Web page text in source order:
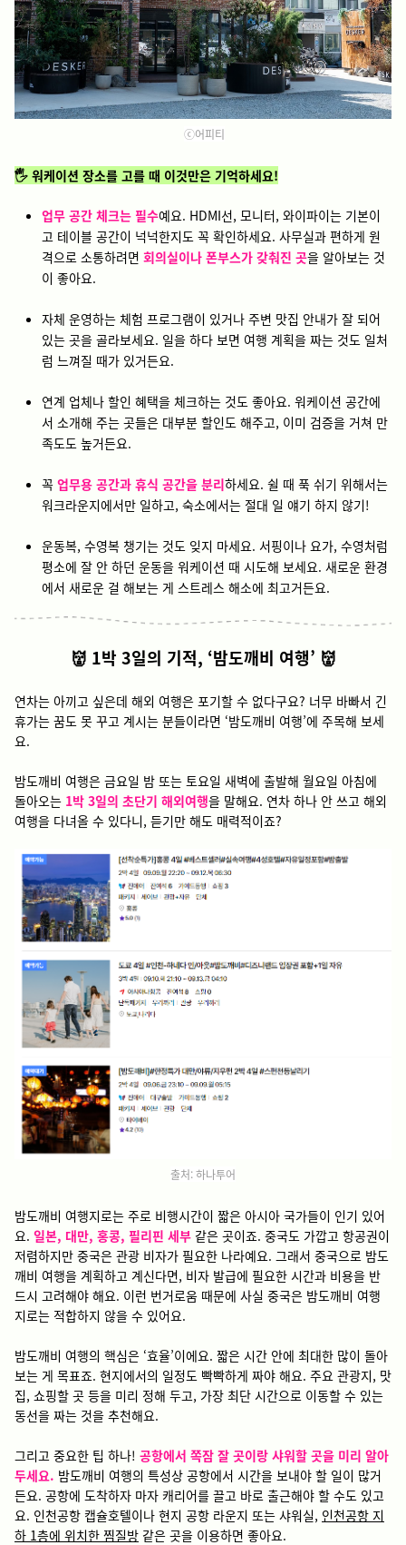
ⓒ어피티
🖐️ 워케이션 장소를 고를 때 이것만은 기억하세요!
업무 공간 체크는 필수예요. HDMI선, 모니터, 와이파이는 기본이
고 테이블 공간이 넉넉한지도 꼭 확인하세요. 사무실과 편하게 원
격으로 소통하려면 회의실이나 폰부스가 갖춰진 곳을 알아보는 것
이 좋아요.
자체 운영하는 체험 프로그램이 있거나 주변 맛집 안내가 잘 되어
있는 곳을 골라보세요. 일을 하다 보면 여행 계획을 짜는 것도 일처
럼 느껴질 때가 있거든요.
연계 업체나 할인 혜택을 체크하는 것도 좋아요. 워케이션 공간에
서 소개해 주는 곳들은 대부분 할인도 해주고, 이미 검증을 거쳐 만
족도도 높거든요.
꼭 업무용 공간과 휴식 공간을 분리하세요. 쉴 때 푹 쉬기 위해서는
워크라운지에서만 일하고, 숙소에서는 절대 일 얘기 하지 않기!
운동복, 수영복 챙기는 것도 잊지 마세요. 서핑이나 요가, 수영처럼
평소에 잘 안 하던 운동을 워케이션 때 시도해 보세요. 새로운 환경
에서 새로운 걸 해보는 게 스트레스 해소에 최고거든요.
👹 1박 3일의 기적, ‘밤도깨비 여행’ 👹
연차는 아끼고 싶은데 해외 여행은 포기할 수 없다구요? 너무 바빠서 긴
휴가는 꿈도 못 꾸고 계시는 분들이라면 ‘밤도깨비 여행’에 주목해 보세
요.
밤도깨비 여행은 금요일 밤 또는 토요일 새벽에 출발해 월요일 아침에
돌아오는 1박 3일의 초단기 해외여행을 말해요. 연차 하나 안 쓰고 해외
여행을 다녀올 수 있다니, 듣기만 해도 매력적이죠?
출처: 하나투어
밤도깨비 여행지로는 주로 비행시간이 짧은 아시아 국가들이 인기 있어
요. 일본, 대만, 홍콩, 필리핀 세부 같은 곳이죠. 중국도 가깝고 항공권이
저렴하지만 중국은 관광 비자가 필요한 나라예요. 그래서 중국으로 밤도
깨비 여행을 계획하고 계신다면, 비자 발급에 필요한 시간과 비용을 반
드시 고려해야 해요. 이런 번거로움 때문에 사실 중국은 밤도깨비 여행
지로는 적합하지 않을 수 있어요.
밤도깨비 여행의 핵심은 ‘효율’이에요. 짧은 시간 안에 최대한 많이 돌아
보는 게 목표죠. 현지에서의 일정도 빡빡하게 짜야 해요. 주요 관광지, 맛
집, 쇼핑할 곳 등을 미리 정해 두고, 가장 최단 시간으로 이동할 수 있는
동선을 짜는 것을 추천해요.
그리고 중요한 팁 하나! 공항에서 쪽잠 잘 곳이랑 샤워할 곳을 미리 알아
두세요. 밤도깨비 여행의 특성상 공항에서 시간을 보내야 할 일이 많거
든요. 공항에 도착하자 마자 캐리어를 끌고 바로 출근해야 할 수도 있고
요. 인천공항 캡슐호텔이나 현지 공항 라운지 또는 샤워실, 인천공항 지
하 1층에 위치한 찜질방 같은 곳을 이용하면 좋아요.